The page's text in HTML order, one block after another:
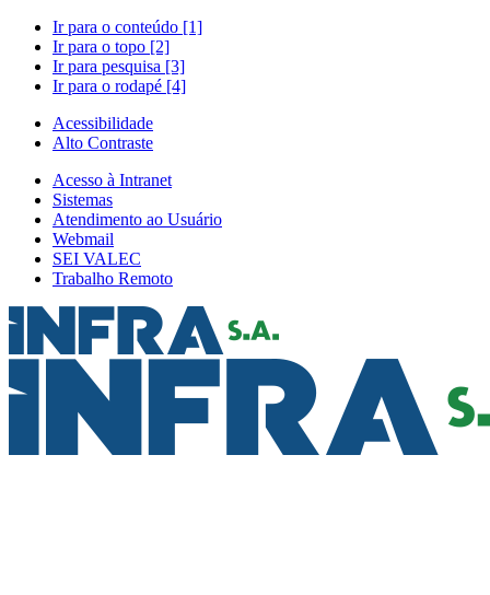
Ir para o conteúdo [1]
Ir para o topo [2]
Ir para pesquisa [3]
Ir para o rodapé [4]
Acessibilidade
Alto Contraste
Acesso à Intranet
Sistemas
Atendimento ao Usuário
Webmail
SEI VALEC
Trabalho Remoto